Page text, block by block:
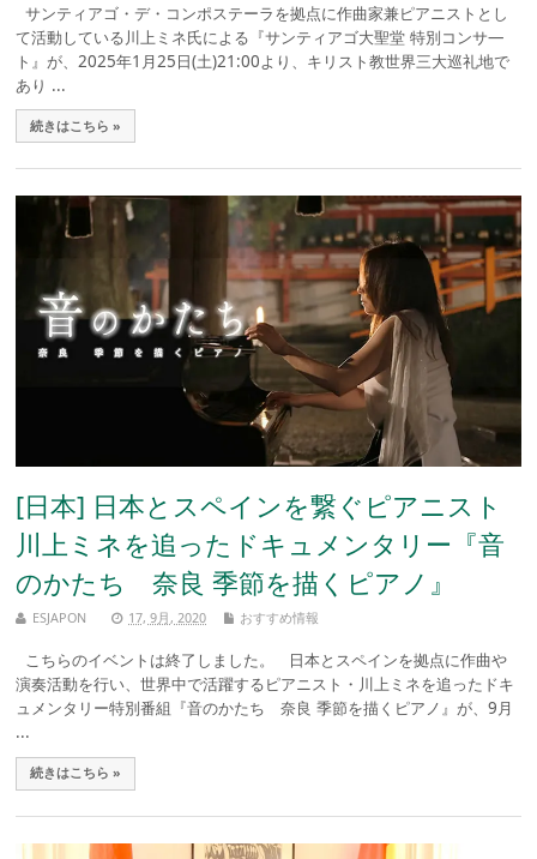
サンティアゴ・デ・コンポステーラを拠点に作曲家兼ピアニストとし
て活動している川上ミネ氏による『サンティアゴ大聖堂 特別コンサ—
ト』が、2025年1月25日(土)21:00より、キリスト教世界三大巡礼地で
あり ...
続きはこちら »
[日本] 日本とスペインを繋ぐピアニスト
川上ミネを追ったドキュメンタリー『音
のかたち 奈良 季節を描くピアノ』
ESJAPON 17, 9月, 2020 おすすめ情報
こちらのイベントは終了しました。 日本とスペインを拠点に作曲や
演奏活動を行い、世界中で活躍するピアニスト・川上ミネを追ったドキ
ュメンタリー特別番組『音のかたち 奈良 季節を描くピアノ』が、9月
...
続きはこちら »